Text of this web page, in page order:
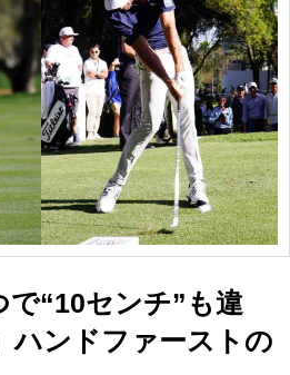
“10センチ”も違
ハンドファーストの